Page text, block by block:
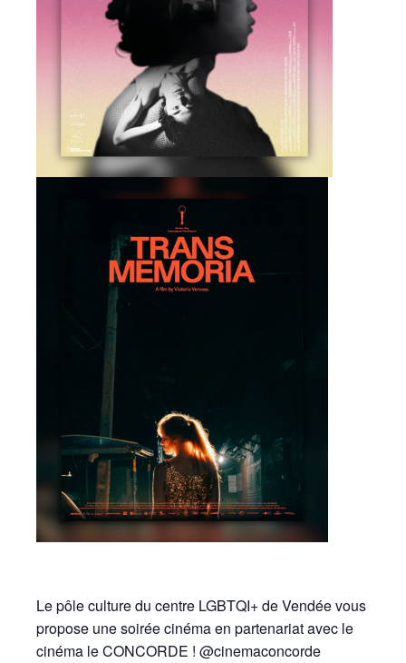
Le pôle culture du centre LGBTQI+ de Vendée vous
propose une soirée cinéma en partenariat avec le
cinéma le CONCORDE ! @cinemaconcorde